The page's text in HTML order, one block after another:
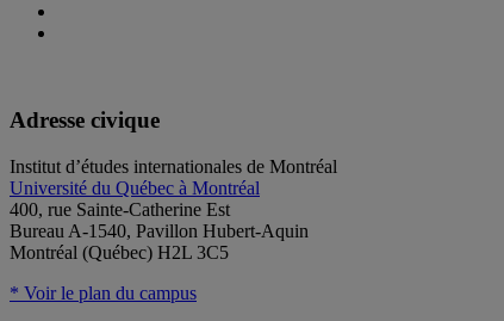
Adresse civique
Institut d’études internationales de Montréal
Université du Québec à Montréal
400, rue Sainte-Catherine Est
Bureau A-1540, Pavillon Hubert-Aquin
Montréal (Québec) H2L 3C5
* Voir le plan du campus